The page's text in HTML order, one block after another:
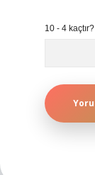
10 - 4 kaçtır?